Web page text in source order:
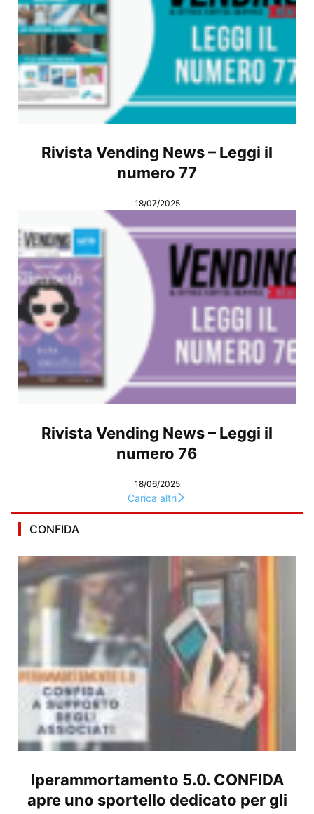
Rivista Vending News – Leggi il
numero 77
18/07/2025
Rivista Vending News – Leggi il
numero 76
18/06/2025
Carica altri
CONFIDA
Iperammortamento 5.0. CONFIDA
apre uno sportello dedicato per gli